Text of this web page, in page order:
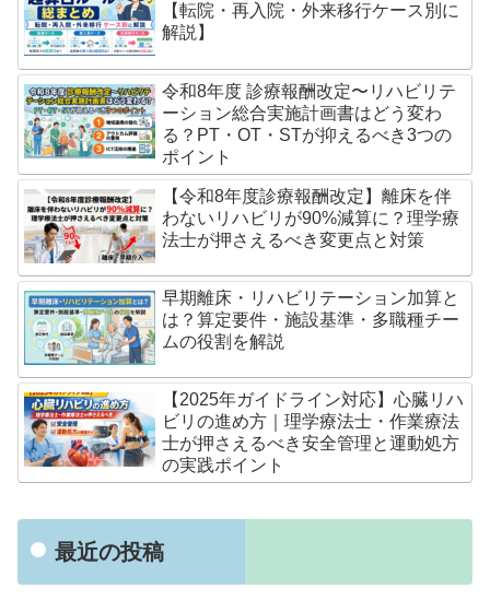
【転院・再入院・外来移行ケース別に
解説】
令和8年度 診療報酬改定〜リハビリテ
ーション総合実施計画書はどう変わ
る？PT・OT・STが抑えるべき3つの
ポイント
【令和8年度診療報酬改定】離床を伴
わないリハビリが90%減算に？理学療
法士が押さえるべき変更点と対策
早期離床・リハビリテーション加算と
は？算定要件・施設基準・多職種チー
ムの役割を解説
【2025年ガイドライン対応】心臓リハ
ビリの進め方｜理学療法士・作業療法
士が押さえるべき安全管理と運動処方
の実践ポイント
最近の投稿